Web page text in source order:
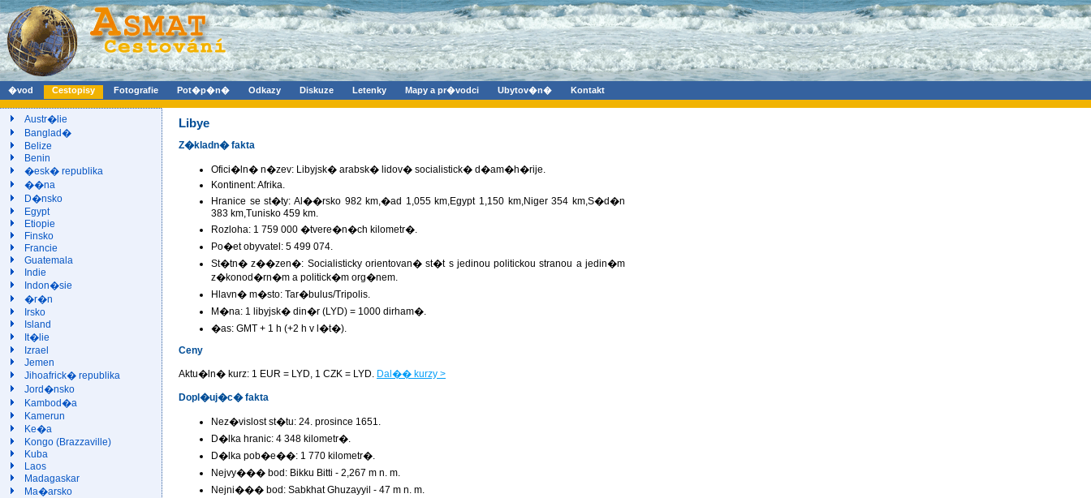
�vod Cestopisy Fotografie Pot�p�n� Odkazy Diskuze Letenky Mapy a pr�vodci Ubytov�n� Kontakt
Austr�lie
Banglad�
Belize
Benin
�esk� republika
��na
D�nsko
Egypt
Etiopie
Finsko
Francie
Guatemala
Indie
Indon�sie
�r�n
Irsko
Island
It�lie
Izrael
Jemen
Jihoafrick� republika
Jord�nsko
Kambod�a
Kamerun
Ke�a
Kongo (Brazzaville)
Kuba
Laos
Madagaskar
Ma�arsko
Libye
Z�kladn� fakta
Ofici�ln� n�zev: Libyjsk� arabsk� lidov� socialistick� d�am�h�rije.
Kontinent: Afrika.
Hranice se st�ty: Al��rsko 982 km,�ad 1,055 km,Egypt 1,150 km,Niger 354 km,S�d�n
383 km,Tunisko 459 km.
Rozloha: 1 759 000 �tvere�n�ch kilometr�.
Po�et obyvatel: 5 499 074.
St�tn� z��zen�: Socialisticky orientovan� st�t s jedinou politickou stranou a jedin�m
z�konod�rn�m a politick�m org�nem.
Hlavn� m�sto: Tar�bulus/Tripolis.
M�na: 1 libyjsk� din�r (LYD) = 1000 dirham�.
�as: GMT + 1 h (+2 h v l�t�).
Ceny
Aktu�ln� kurz: 1 EUR = LYD, 1 CZK = LYD. Dal�� kurzy >
Dopl�uj�c� fakta
Nez�vislost st�tu: 24. prosince 1651.
D�lka hranic: 4 348 kilometr�.
D�lka pob�e��: 1 770 kilometr�.
Nejvy��� bod: Bikku Bitti - 2,267 m n. m.
Nejni��� bod: Sabkhat Ghuzayyil - 47 m n. m.